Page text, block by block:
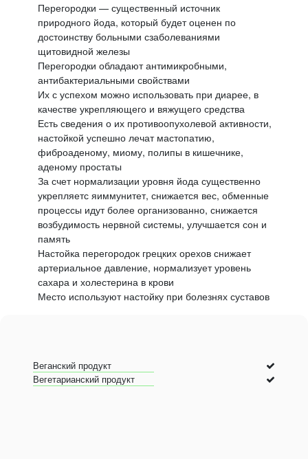
Перегородки — существенный источник
природного йода, который будет оценен по
достоинству больными сзаболеваниями
щитовидной железы
Перегородки обладают антимикробными,
антибактериальными свойствами
Их с успехом можно использовать при диарее, в
качестве укрепляющего и вяжущего средства
Есть сведения о их противоопухолевой активности,
настойкой успешно лечат мастопатию,
фиброаденому, миому, полипы в кишечнике,
аденому простаты
За счет нормализации уровня йода существенно
укрепляетс яиммунитет, снижается вес, обменные
процессы идут более организованно, снижается
возбудимость нервной системы, улучшается сон и
память
Настойка перегородок грецких орехов снижает
артериальное давление, нормализует уровень
сахара и холестерина в крови
Место используют настойку при болезнях суставов
Веганский продукт
Вегетарианский продукт